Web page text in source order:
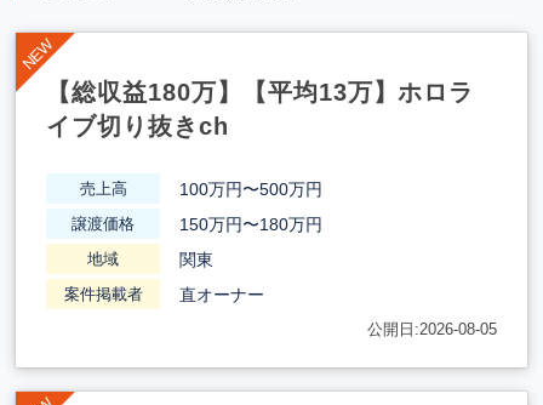
【総収益180万】【平均13万】ホロラ
イブ切り抜きch
売上高 100万円〜500万円
譲渡価格 150万円〜180万円
地域 関東
案件掲載者 直オーナー
公開日:2026-08-05